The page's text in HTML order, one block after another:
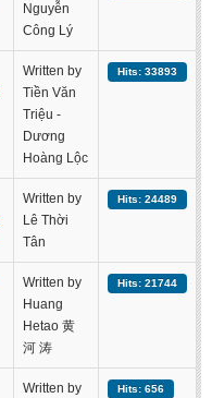
Nguyễn
Công Lý
Written by
Tiền Văn
Triệu -
Dương
Hoàng Lộc
Hits: 33893
Written by
Lê Thời
Tân
Hits: 24489
Written by
Huang
Hetao 黄
河 涛
Hits: 21744
Written by
Hits: 656